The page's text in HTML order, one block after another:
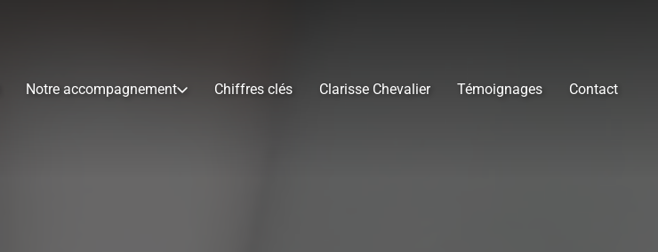
Notre accompagnement Chiffres clés Clarisse Chevalier Témoignages Contact